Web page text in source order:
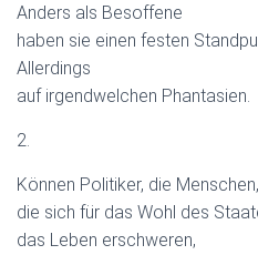
Anders als Besoffene
haben sie einen festen
Allerdings
auf irgendwelchen Phantasien.
2.
Können Politiker, die Menschen,
die sich für das Wohl des
das Leben erschweren,